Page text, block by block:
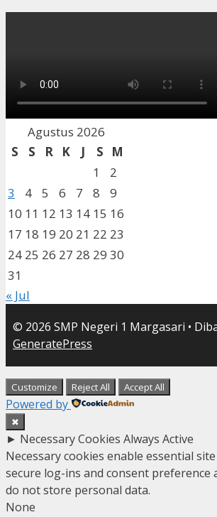
Agustus 2026
S
S R K J S
M
1
2
3
4 5 6 7 8
9
10 11 12 13 14 15 16
17 18 19 20 21 22 23
24 25 26 27 28 29 30
31
« Jul
© 2026 SMP Negeri 1 Margasari •
GeneratePress
Customize Reject All Accept All
Powered by
✖
► Necessary Cookies Always Active
Necessary cookies enable essential
secure log-ins and consent preference
do not store personal data.
None